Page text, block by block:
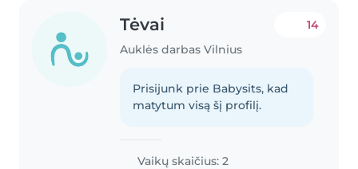
Tėvai
Auklės darbas Vilnius
14
Prisijunk prie Babysits, kad
matytum visą šį profilį.
Vaikų skaičius: 2